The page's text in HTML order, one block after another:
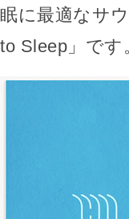
眠に最適なサ
to Sleep」です